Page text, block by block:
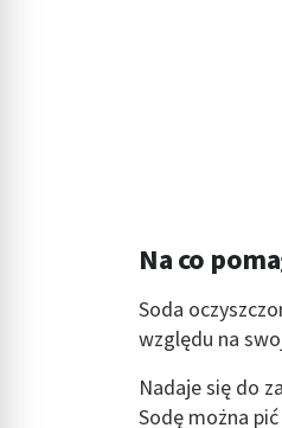
Na co
Soda
względu na
Nadaje się do
Sodę można